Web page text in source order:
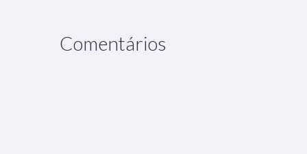
Comentários